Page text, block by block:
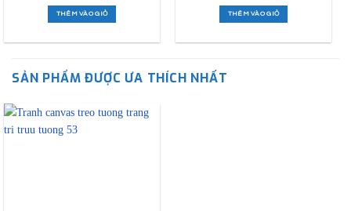
THÊM VÀO GIỎ THÊM VÀO GIỎ
SẢN PHẨM ĐƯỢC ƯA THÍCH NHẤT